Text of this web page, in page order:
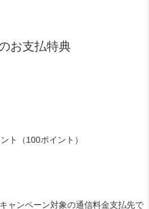
お支払特典
ト（100ポイント）
ャンペーン対象の通信料金支払先で